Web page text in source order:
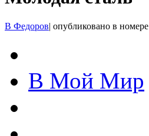
В Федоров| опубликовано в номере
В Мой Мир